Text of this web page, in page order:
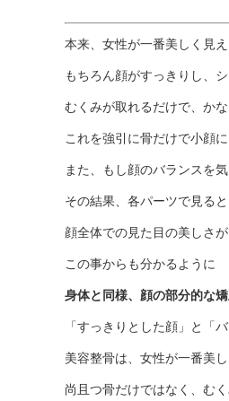
本来、女性が一番美しく見
もちろん顔がすっきりし、
むくみが取れるだけで、か
これを強引に骨だけで小顔
また、もし顔のバランスを
その結果、各パーツで見る
顔全体での見た目の美しさ
この事からも分かるように
身体と同様、顔の部分的な
「すっきりとした顔」と「
美容整骨は、女性が一番美
尚且つ骨だけではなく、む